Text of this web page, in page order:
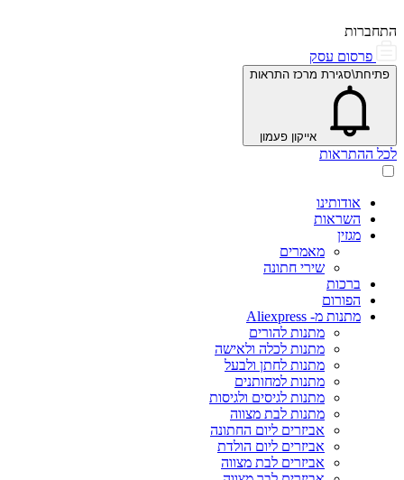
התחברות
פרסום עסק
פתיחת\סגירת מרכז התראות
אייקון פעמון
לכל ההתראות
אודותינו
השראות
מגזין
מאמרים
שירי חתונה
ברכות
הפורום
מתנות מ- Aliexpress
מתנות להורים
מתנות לכלה ולאישה
מתנות לחתן ולבעל
מתנות למחותנים
מתנות לגיסים ולגיסות
מתנות לבת מצווה
אביזרים ליום החתונה
אביזרים ליום הולדת
אביזרים לבת מצווה